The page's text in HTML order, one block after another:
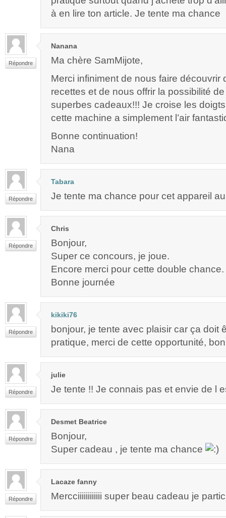
à en lire ton article. Je tente ma chance
Répondre
Nanana
Ma chère SamMijote,
Merci infiniment de nous faire découvrir
recettes et de nous offrir la possibilité
superbes cadeaux!!! Je croise les
cette machine a simplement l’air
Bonne continuation!
Nana
Répondre
Tabara
Je tente ma chance pour cet appareil
Répondre
Chris
Bonjour,
Super ce concours, je joue.
Encore merci pour cette double chance.
Bonne journée
Répondre
kikiki76
bonjour, je tente avec plaisir car ça doit
pratique, merci de cette opportunité,
Répondre
julie
Je tente !! Je connais pas et envie de l
Répondre
Desmet Beatrice
Bonjour,
Super cadeau , je tente ma chance
Répondre
Lacaze fanny
Mercciiiiiiiiiiii super beau cadeau je